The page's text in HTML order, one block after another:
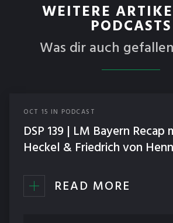
WEITERE
PODCASTS
Was dir auch
OCT 15 IN PODCAST
DSP 139 | LM Bayern
Heckel & Friedrich von
READ MORE